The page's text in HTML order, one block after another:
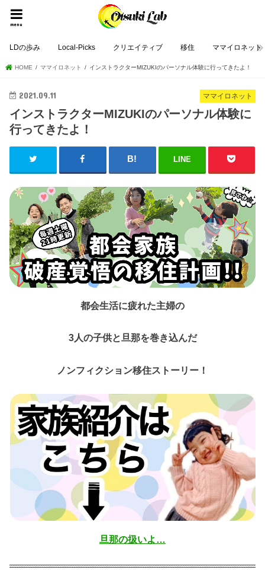
menu
LDの歩み Local-Picks クリエイティブ 移住 ママイロネット
HOME ママイロネット インストラクターMIZUKIのパーソナル体験に行ってきたよ！
ママイロネット
2021.09.11
インストラクターMIZUKIのパーソナル体験に
行ってきたよ！
LINE
都会生活に疲れた主婦の
3人の子供と旦那を巻き込んだ
ノンフィクション移住ストーリー！
旦那の扱いよ…